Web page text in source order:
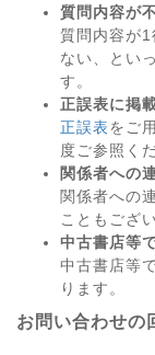
質問内容が
質問内容が
ない、とい
す。
正誤表に掲
正誤表をご
度ご参照く
関係者への
関係者への
こともござ
中古書店等
中古書店等
ります。
お問い合わせの